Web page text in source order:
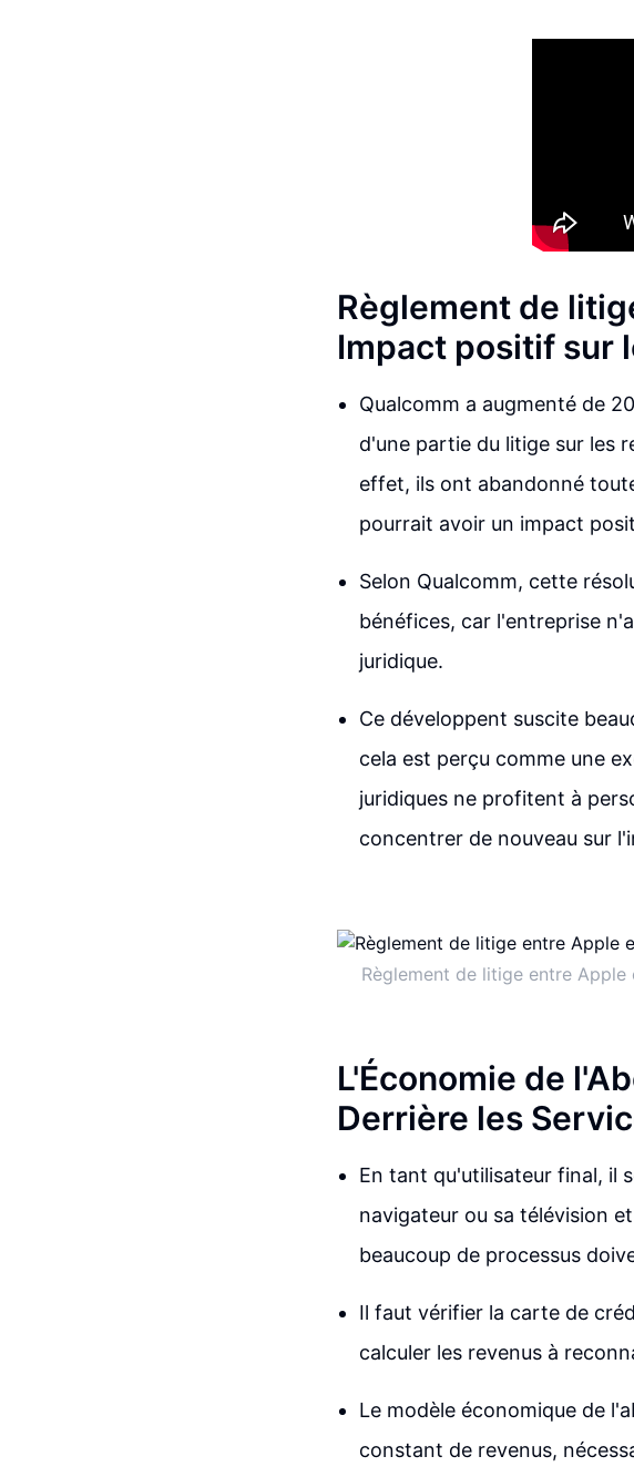
Règlement de
Impact positif sur
Qualcomm a augmenté de
d'une partie du litige sur les
effet, ils ont abandonné
pourrait avoir un impact
Selon Qualcomm, cette
bénéfices, car l'entreprise
juridique.
Ce développent suscite
cela est perçu comme une
juridiques ne profitent à
concentrer de nouveau sur
Règlement de litige entre
L'Économie de
Derrière les
En tant qu'utilisateur final, il
navigateur ou sa télévision
beaucoup de processus
Il faut vérifier la carte de
calculer les revenus à
Le modèle économique de
constant de revenus,